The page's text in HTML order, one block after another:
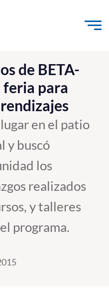
de BETA-
feria para
en el patio
y buscó
los
realizados
y talleres
programa.